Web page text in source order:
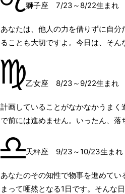
獅子座 7/23～8/22生まれ
あなたは、他人の力を借りずに自
ることも大切ですよ。今日は、そん
乙女座 8/23～9/22生まれ
計画していることがなかなかうま
で前には進めません。いったん、落
天秤座 9/23～10/23生まれ
あなたのその知性で物事を進めて
まって唖然となる1日です。そんな